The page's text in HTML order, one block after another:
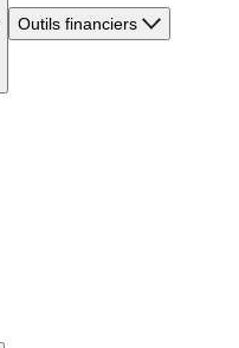
Outils financiers